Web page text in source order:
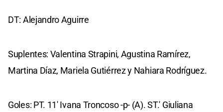
DT: Alejandro Aguirre
Suplentes: Valentina Strapini, Agustina Ramírez,
Martina Díaz, Mariela Gutiérrez y Nahiara Rodríguez.
Goles: PT. 11' Ivana Troncoso -p- (A). ST.' Giuliana